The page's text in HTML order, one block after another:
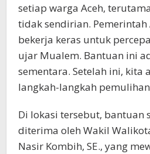
setiap warga Aceh,
tidak sendirian. Pemerintah
bekerja keras untuk
ujar Mualem. Bantuan ini
sementara. Setelah ini, kita
langkah-langkah
Di lokasi tersebut, bantuan
diterima oleh Wakil
Nasir Kombih, SE., yang